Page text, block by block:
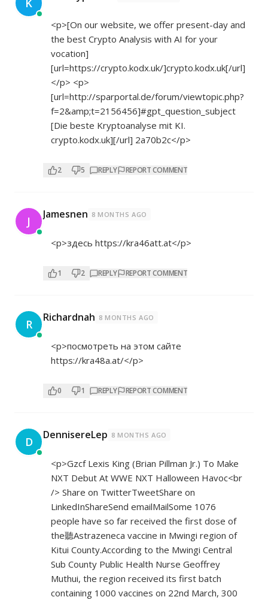
K
<p>[On our website, we offer present-day and
the best Crypto Analysis with AI for your
vocation]
[url=https://crypto.kodx.uk/]crypto.kodx.uk[/url]
</p> <p>
[url=http://sparportal.de/forum/viewtopic.php?
f=2&amp;t=2156456]#gpt_question_subject
[Die beste Kryptoanalyse mit KI.
crypto.kodx.uk][/url] 2a70b2c</p>
2 5 REPLY REPORT COMMENT
J Jamesnen 8 MONTHS AGO
<p>здесь https://kra46att.at</p>
1 2 REPLY REPORT COMMENT
R Richardnah 8 MONTHS AGO
<p>посмотреть на этом сайте
https://kra48a.at/</p>
0 1 REPLY REPORT COMMENT
D DennisereLep 8 MONTHS AGO
<p>Gzcf Lexis King (Brian Pillman Jr.) To Make
NXT Debut At WWE NXT Halloween Havoc<br
/> Share on TwitterTweetShare on
LinkedInShareSend emailMailSome 1076
people have so far received the first dose of
the聽Astrazeneca vaccine in Mwingi region of
Kitui County.According to the Mwingi Central
Sub County Public Health Nurse Geoffrey
Muthui, the region received its first batch
containing 1000 vaccines on 22nd March, 300